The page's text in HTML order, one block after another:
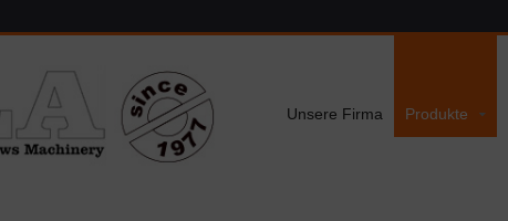
Unsere Firma Produkte